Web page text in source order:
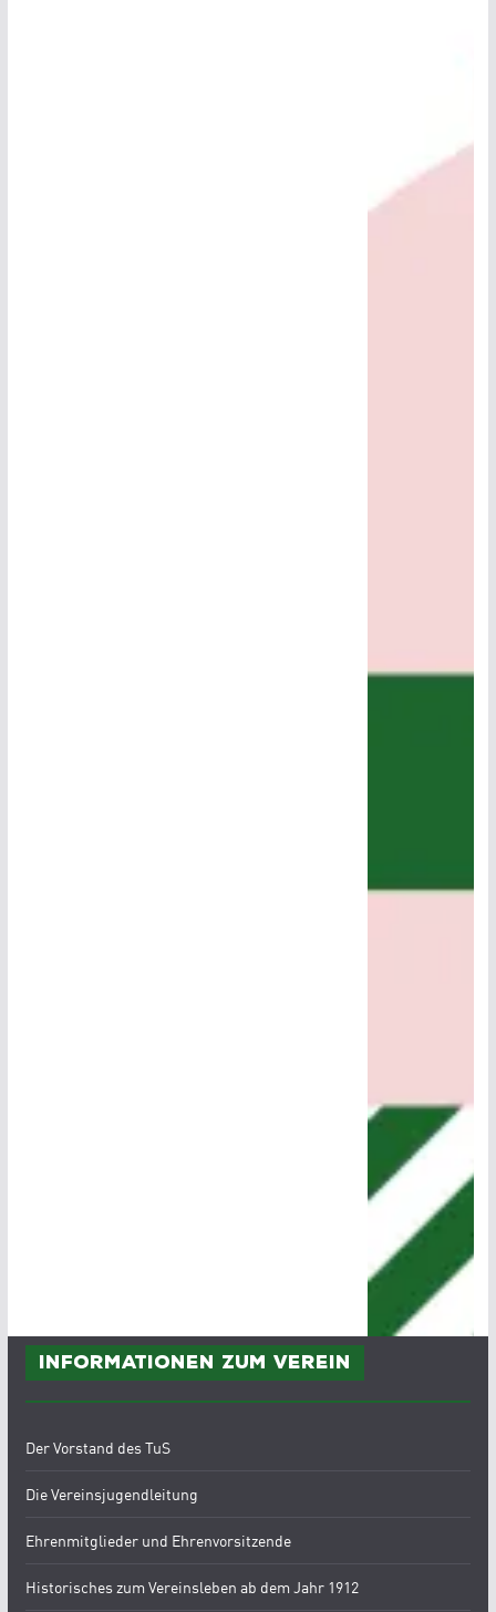
Informationen zum Verein
Der Vorstand des TuS
Die Vereinsjugendleitung
Ehrenmitglieder und Ehrenvorsitzende
Historisches zum Vereinsleben ab dem Jahr 1912